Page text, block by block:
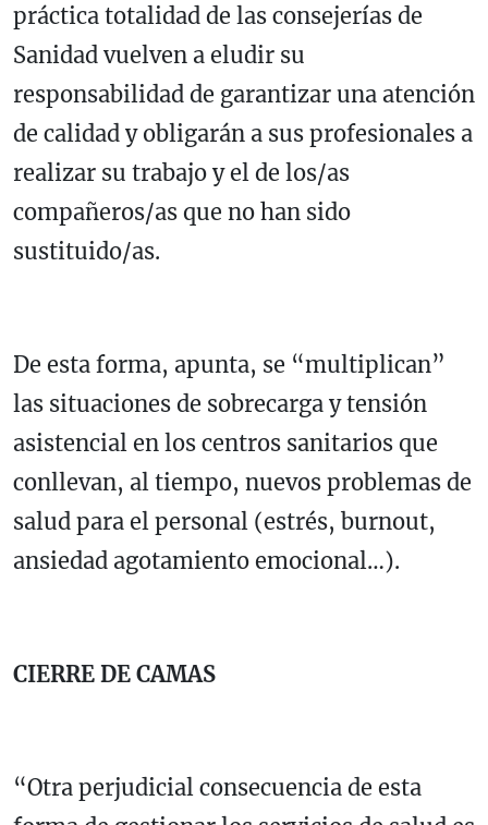
práctica totalidad de las consejerías de
Sanidad vuelven a eludir su
responsabilidad de garantizar una atención
de calidad y obligarán a sus profesionales a
realizar su trabajo y el de los/as
compañeros/as que no han sido
sustituido/as.
De esta forma, apunta, se “multiplican”
las situaciones de sobrecarga y tensión
asistencial en los centros sanitarios que
conllevan, al tiempo, nuevos problemas de
salud para el personal (estrés, burnout,
ansiedad agotamiento emocional…).
CIERRE DE CAMAS
“Otra perjudicial consecuencia de esta